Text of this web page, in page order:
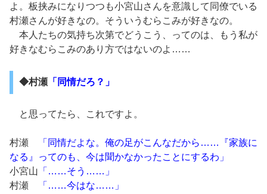
よ。板挟みになりつつも小宮山さんを意識して同僚でいる
村瀬さんが好きなの。そういうむらこみが好きなの。
本人たちの気持ち次第でどうこう、ってのは、もう私が
好きなむらこみのあり方ではないのよ……
◆村瀬「同情だろ？」
と思ってたら、これですよ。
村瀬
「同情だよな。俺の足がこんなだから……『家族に
なる』ってのも、今は聞かなかったことにするわ」
小宮山 「……そう……」
村瀬
「……今はな……」